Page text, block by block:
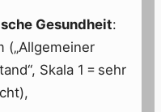
Gesundheit:
(„Allgemeiner
Skala 1 = sehr